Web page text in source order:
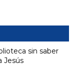
sin saber
Jesús